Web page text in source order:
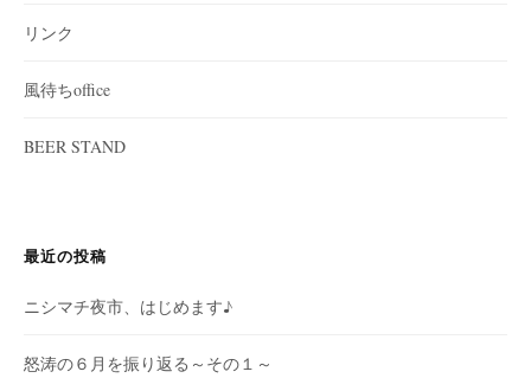
リンク
風待ちoffice
BEER STAND
最近の投稿
ニシマチ夜市、はじめます♪
怒涛の６月を振り返る～その１～